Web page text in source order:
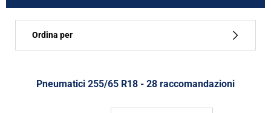
Run flat
Ordina per
Tipo di pneumatico
Pneumatici ‎255/65 R18 - 28 raccomandazioni